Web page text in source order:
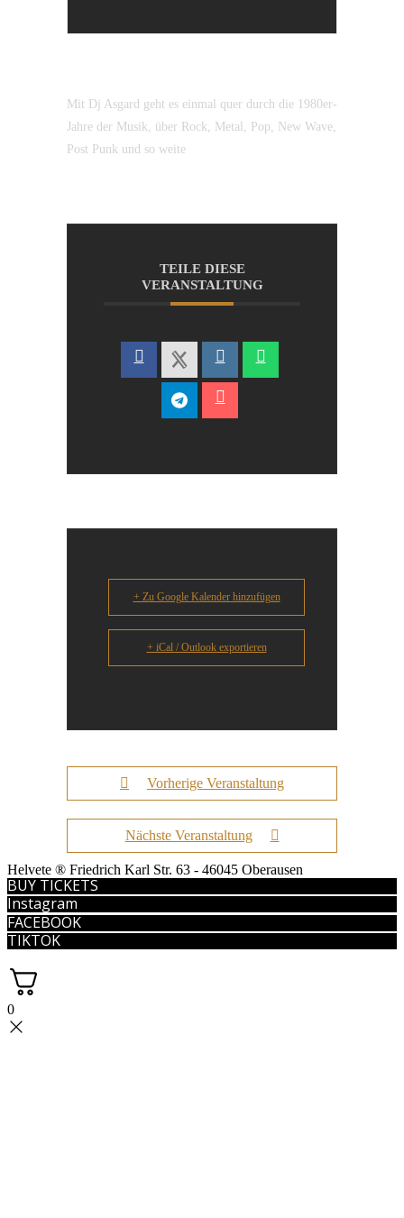
Mit Dj Asgard geht es einmal quer durch die 1980er-
Jahre der Musik, über Rock, Metal, Pop, New Wave,
Post Punk und so weite
TEILE DIESE
VERANSTALTUNG
+ Zu Google Kalender hinzufügen
+ iCal / Outlook exportieren
Vorherige Veranstaltung
Nächste Veranstaltung
Helvete ® Friedrich Karl Str. 63 - 46045 Oberausen
BUY TICKETS
Instagram
FACEBOOK
TIKTOK
0